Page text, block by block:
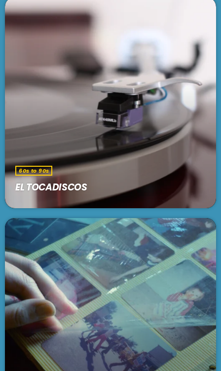
En vivo
ASÍ SOMOS, AQUÍ Y ALLÁ
7:00 pm - 9:00 pm
SE VIENE . . .
EL CACHENGUE
9:00 pm - 11:00 pm
ARGENTRÓNICA
Música de electroshock
11:00 pm - 12:00 am
ARGENTINA LATINA
12:00 am - 1:00 am
60s to 90s
EL TOCADISCOS